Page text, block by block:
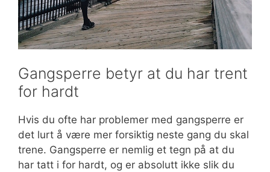
Gangsperre betyr at du har trent
for hardt
Hvis du ofte har problemer med gangsperre er
det lurt å være mer forsiktig neste gang du skal
trene. Gangsperre er nemlig et tegn på at du
har tatt i for hardt, og er absolutt ikke slik du